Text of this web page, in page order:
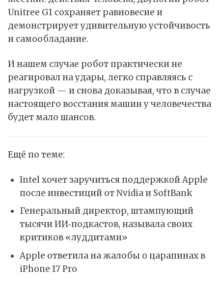
Unitree G1 сохраняет равновесие и
демонстрирует удивительную устойчивость
и самообладание.
И нашем случае робот практически не
реагировал на удары, легко справляясь с
нагрузкой — и снова доказывая, что в случае
настоящего восстания машин у человечества
будет мало шансов.
Ещё по теме:
Intel хочет заручиться поддержкой Apple
после инвестиций от Nvidia и SoftBank
Генеральный директор, штампующий
тысячи ИИ‑подкастов, называла своих
критиков «луддитами»
Apple ответила на жалобы о царапинах в
iPhone 17 Pro